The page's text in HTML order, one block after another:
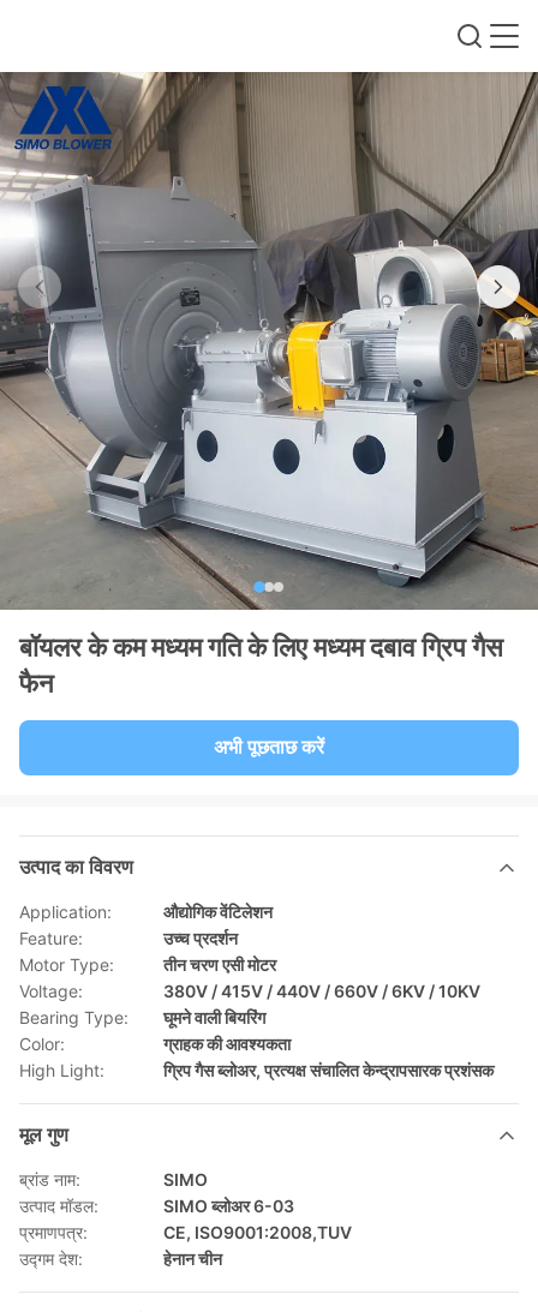
बॉयलर के कम मध्यम गति के लिए मध्यम दबाव ग्रिप गैस
फैन
अभी पूछताछ करें
उत्पाद का विवरण
Application:
औद्योगिक वेंटिलेशन
Feature:
उच्च प्रदर्शन
Motor Type:
तीन चरण एसी मोटर
Voltage:
380V / 415V / 440V / 660V / 6KV / 10KV
Bearing Type:
घूमने वाली बियरिंग
Color:
ग्राहक की आवश्यकता
High Light:
ग्रिप गैस ब्लोअर,प्रत्यक्ष संचालित केन्द्रापसारक प्रशंसक
मूल गुण
ब्रांड नाम:
SIMO
उत्पाद मॉडल:
SIMO ब्लोअर 6-03
प्रमाणपत्र:
CE, ISO9001:2008,TUV
उद्गम देश:
हेनान चीन